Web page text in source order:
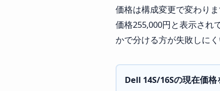
価格は構成変更で変わり
価格255,000円と表示され
かで分ける方が失敗しにく
Dell 14S/16Sの現在価格